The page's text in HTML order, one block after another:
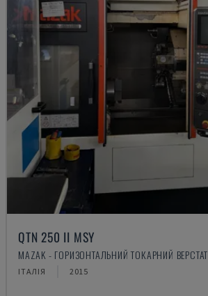
QTN 250 II MSY
MAZAK - ГОРИЗОНТАЛЬНИЙ ТОКАРНИЙ ВЕРСТАТ
ІТАЛІЯ 2015